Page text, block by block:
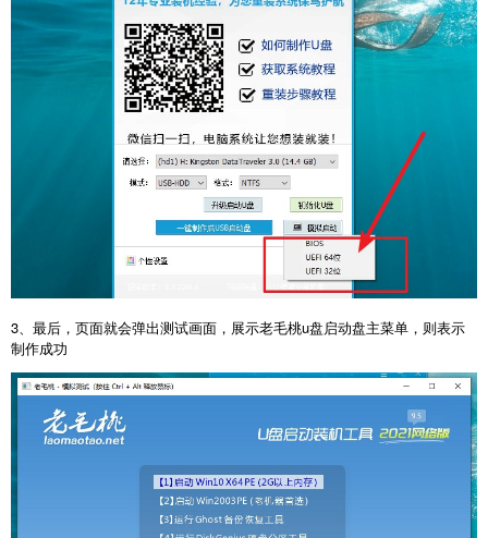
3、最后，页面就会弹出测试画面，展示老毛桃u盘启动盘主菜单，则表示
制作成功